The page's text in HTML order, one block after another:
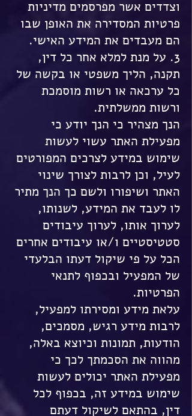
וצדדים אשר מפרסמים מדיניות
פרטיות המסדירה את האופן שבו
הם מעבדים את המידע האישי.
3. על מנת למלא אחר כל דין,
תקנה, הליך משפטי או בקשה של
כל ערכאה או רשות מוסמכת
ורשות ממשלתית.
הנך מצהיר כי הנך יודע כי
מפעילת האתר עשוי לעשות
שימוש במידע לצרכים המפורטים
לעיל, וכן לרבות לצורך שינוי
האתר ושיפורו ולשם כך הנך מתיר
לו לעבד את המידע, לשנותו,
לערוך אותו, לערוך עיבודים
סטטיסטיים ו/או עיבודים אחרים
הכל על פי שיקול דעתו הבלעדי
של המפעיל ובכפוף לתנאי
הפרטיות.
עלאת מידע ומסירתו למפעיל,
לרבות מידע רגיש, מסמכים,
הודעות, תמונות וכיוצא באלה,
מהווה את הסכמתך לכך כי
מפעילת האתר יכולים לעשות
שימוש במידע זה, בכפוף לכל
דין, בהתאם לשיקול דעתם